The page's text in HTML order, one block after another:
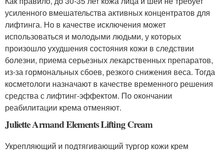
усиленного вмешательства активных концентратов для
лифтинга. Но в качестве исключения может
использоваться и молодыми людьми, у которых
произошло ухудшения состояния кожи в следствии
болезни, приема серьезных лекарственных препаратов,
из-за гормональных сбоев, резкого снижения веса. Тогда
косметологи назначают в качестве временного решения
средства с лифтинг-эффектом. По окончании
реабилитации крема отменяют.
Juliette Armand Elements Lifting Cream
Укрепляющий и подтягивающий тургор кожи крем